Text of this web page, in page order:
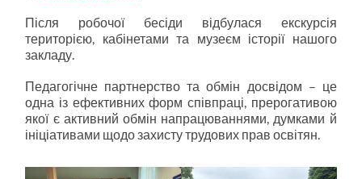
Після робочої бесіди відбулася екскурсія
територією, кабінетами та музеєм історії нашого
закладу.
Педагогічне партнерство та обмін досвідом – це
одна із ефективних форм співпраці, прерогативою
якої є активний обмін напрацюваннями, думками й
ініціативами щодо захисту трудових прав освітян.